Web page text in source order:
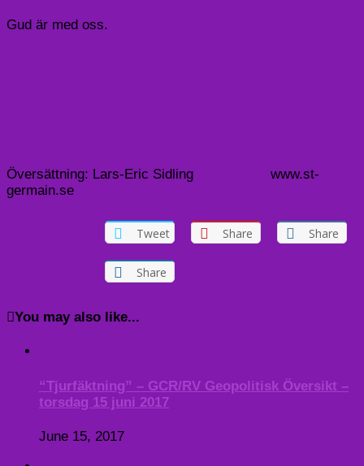
Gud är med oss.
Översättning: Lars-Eric Sidling www.st-
germain.se
Tweet Share Share
Share
You may also like...
“Tjurfäktning” – GCR/RV Geopolitisk Översikt –
torsdag 15 juni 2017
June 15, 2017